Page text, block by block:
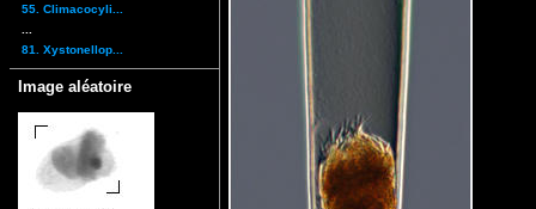
55. Climacocyli...
81. Xystonellop...
Image aléatoire